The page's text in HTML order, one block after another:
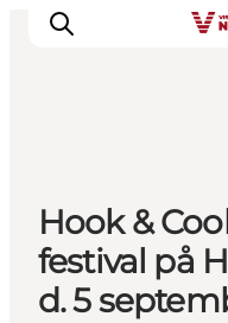
Feriesteder
Inspiration
Events
Hook &
festival på
d. 5